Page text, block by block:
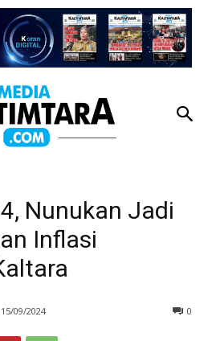
Nunukan Jadi
Inflasi
15/09/2024 0